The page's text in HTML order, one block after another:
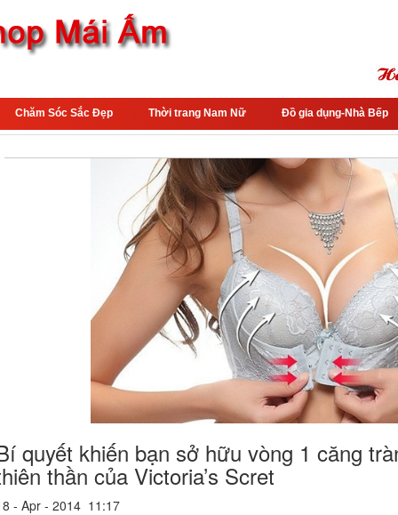
Chăm Sóc Sắc Đẹp Thời trang Nam Nữ Đồ gia dụng-Nhà Bếp
quyết khiến bạn sở hữu vòng 1 căng
thần của Victoria’s Scret
- Apr - 2014 11:17